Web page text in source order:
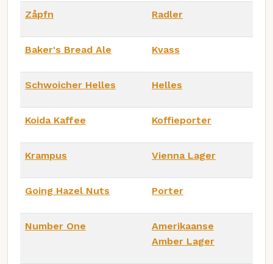
Zåpfn Radler
Baker's Bread Ale Kvass
Schwoicher Helles Helles
Koida Kaffee Koffieporter
Krampus Vienna Lager
Going Hazel Nuts Porter
Number One
Amerikaanse
Amber Lager